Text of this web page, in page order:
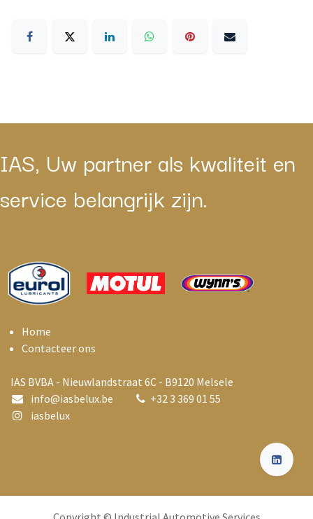
IAS, Uw partner als kwaliteit en
service belangrijk zijn.
Home
Contacteer ons
IAS BVBA - Nieuwlandstraat 6C - B9120 Melsele
info@iasbelux.be +32 3 369 01 55
iasbelux